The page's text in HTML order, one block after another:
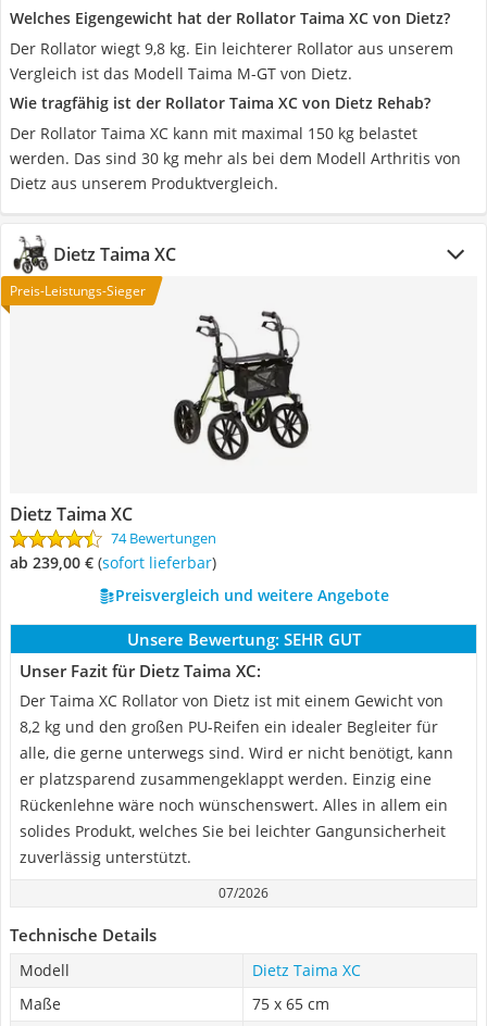
Welches Eigengewicht hat der Rollator Taima XC von Dietz?
Der Rollator wiegt 9,8 kg. Ein leichterer Rollator aus unserem
Vergleich ist das Modell Taima M-GT von Dietz.
Wie tragfähig ist der Rollator Taima XC von Dietz Rehab?
Der Rollator Taima XC kann mit maximal 150 kg belastet
werden. Das sind 30 kg mehr als bei dem Modell Arthritis von
Dietz aus unserem Produktvergleich.
Dietz Taima XC
Preis-Leistungs-Sieger
Dietz Taima XC
74 Bewertungen
ab 239,00 € ( Sofort lieferbar)
Preisvergleich und weitere Angebote
Unsere Bewertung: SEHR GUT
Unser Fazit für Dietz Taima XC:
Der Taima XC Rollator von Dietz ist mit einem Gewicht von
8,2 kg und den großen PU-Reifen ein idealer Begleiter für
alle, die gerne unterwegs sind. Wird er nicht benötigt, kann
er platzsparend zusammengeklappt werden. Einzig eine
Rückenlehne wäre noch wünschenswert. Alles in allem ein
solides Produkt, welches Sie bei leichter Gangunsicherheit
zuverlässig unterstützt.
07/2026
Technische Details
Modell
Dietz Taima XC
Maße
75 x 65 cm